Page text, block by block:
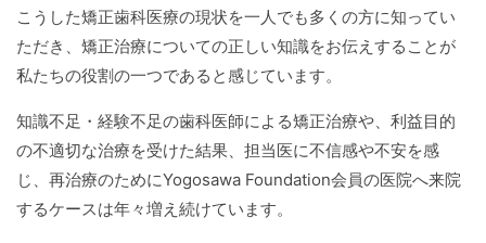
こうした矯正歯科医療の現状を一人でも多くの方に知ってい
ただき、矯正治療についての正しい知識をお伝えすることが
私たちの役割の一つであると感じています。
知識不足・経験不足の歯科医師による矯正治療や、利益目的
の不適切な治療を受けた結果、担当医に不信感や不安を感
じ、再治療のためにYogosawa Foundation会員の医院へ来院
するケースは年々増え続けています。